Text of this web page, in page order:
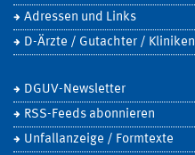
Adressen und Links
D-Ärzte / Gutachter / Kliniken
DGUV-Newsletter
RSS-Feeds abonnieren
Unfallanzeige / Formtexte